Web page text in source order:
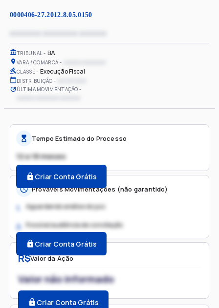
0000406-27.2012.8.05.0150
TRIBUNAL BA
VARA / COMARCA
CLASSE Execução Fiscal
DISTRIBUIÇÃO
ÚLTIMA MOVIMENTAÇÃO
R$Valor da Ação
Valor não informado
Criar Conta Grátis
Tempo Estimado do Processo
12 a 18 meses
Criar Conta Grátis
Prováveis Movimentações (não garantido)
1. Aguardando análise do juiz
2. Possível audiência de conciliação
Criar Conta Grátis